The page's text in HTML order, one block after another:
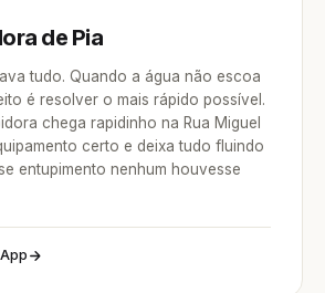
de Pia
tudo. Quando a água não escoa
é resolver o mais rápido possível.
chega rapidinho na Rua Miguel
certo e deixa tudo fluindo
entupimento nenhum houvesse